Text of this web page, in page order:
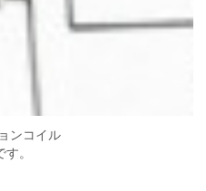
ンコイル
。